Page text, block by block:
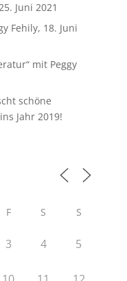
Juni 2021
Fehily, 18. Juni
mit Peggy
schöne
Jahr 2019!
F S S
3 4 5